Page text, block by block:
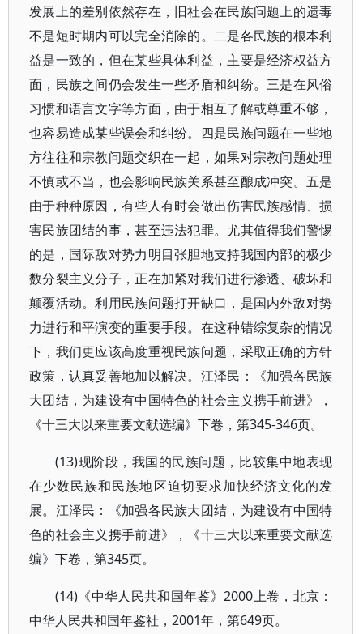
发展上的差别依然存在，旧社会在民族问题上的遗毒
不是短时期内可以完全消除的。二是各民族的根本利
益是一致的，但在某些具体利益，主要是经济权益方
面，民族之间仍会发生一些矛盾和纠纷。三是在风俗
习惯和语言文字等方面，由于相互了解或尊重不够，
也容易造成某些误会和纠纷。四是民族问题在一些地
方往往和宗教问题交织在一起，如果对宗教问题处理
不慎或不当，也会影响民族关系甚至酿成冲突。五是
由于种种原因，有些人有时会做出伤害民族感情、损
害民族团结的事，甚至违法犯罪。尤其值得我们警惕
的是，国际敌对势力明目张胆地支持我国内部的极少
数分裂主义分子，正在加紧对我们进行渗透、破坏和
颠覆活动。利用民族问题打开缺口，是国内外敌对势
力进行和平演变的重要手段。在这种错综复杂的情况
下，我们更应该高度重视民族问题，采取正确的方针
政策，认真妥善地加以解决。江泽民：《加强各民族
大团结，为建设有中国特色的社会主义携手前进》，
《十三大以来重要文献选编》下卷，第345-346页。
(13)现阶段，我国的民族问题，比较集中地表现
在少数民族和民族地区迫切要求加快经济文化的发
展。江泽民：《加强各民族大团结，为建设有中国特
色的社会主义携手前进》，《十三大以来重要文献选
编》下卷，第345页。
(14)《中华人民共和国年鉴》2000上卷，北京：
中华人民共和国年鉴社，2001年，第649页。